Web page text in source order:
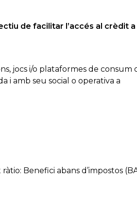
de facilitar l’accés al crèdit a
jocs i/o plataformes de consum
i amb seu social o operativa a
Benefici abans d’impostos